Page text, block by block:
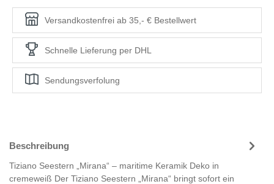
Versandkostenfrei ab 35,- € Bestellwert
Schnelle Lieferung per DHL
Sendungsverfolung
Beschreibung
Tiziano Seestern „Mirana“ – maritime Keramik Deko in
cremeweiß Der Tiziano Seestern „Mirana“ bringt sofort ein